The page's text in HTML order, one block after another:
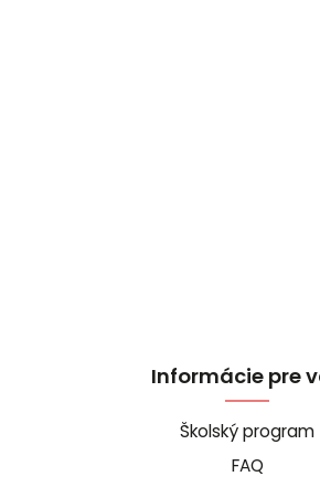
Informácie pre
Školský program
FAQ